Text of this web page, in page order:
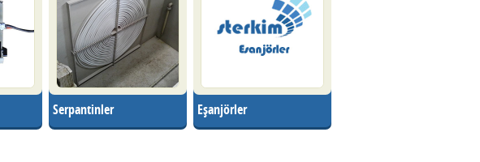
Serpantinler Eşanjörler